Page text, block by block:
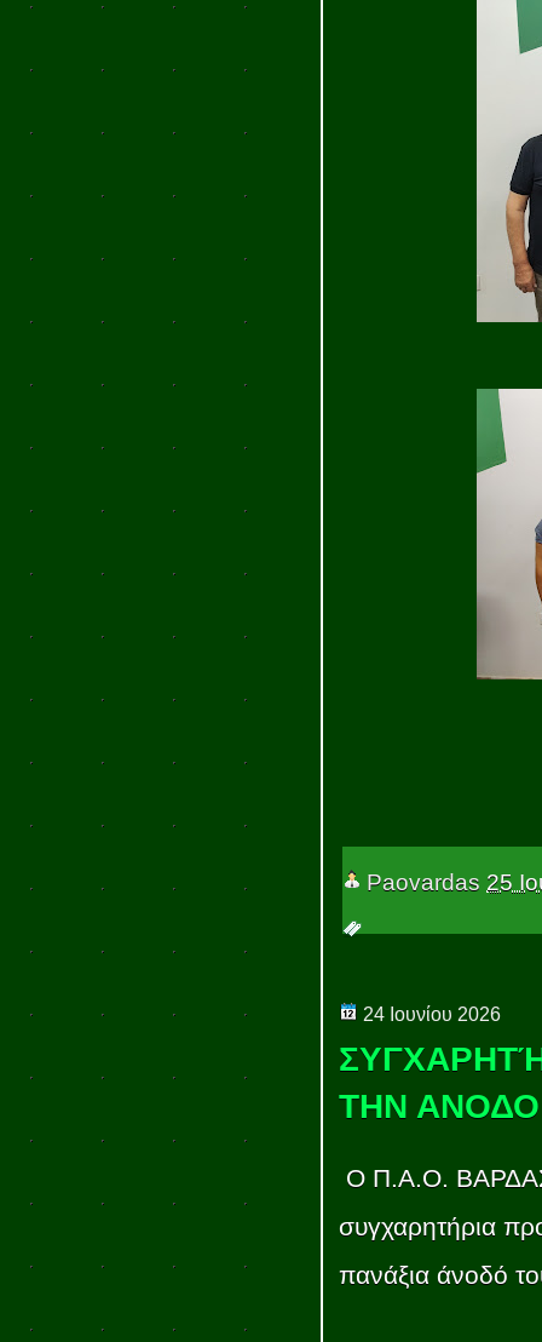
Paovardas 25
24 Ιουνίου 2026
ΤΗΝ ΑΝΟΔΟ
Ο Π.Α.Ο. ΒΑΡΔΑΣ
συγχαρητήρια
πανάξια άνοδό